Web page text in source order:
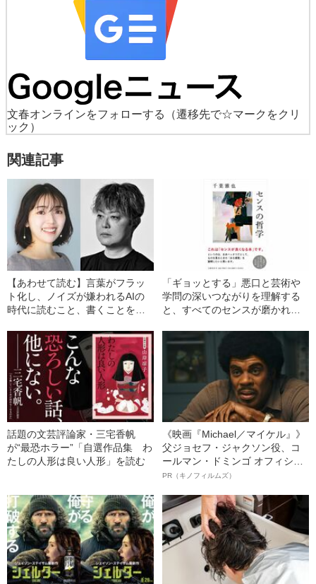
文春オンラインをフォローする
（遷移先で☆マークをクリ
ック）
関連記事
【あわせて読む】言葉がフラッ
ト化し、ノイズが嫌われるAIの
時代に読むこと、書くことをど
「ギョッとする」悪口と芸術や
学問の深いつながりを理解する
と、すべてのセンスが磨かれ
まつわる質問箱〉、いったん最
終回！
話題の文芸評論家・三宅香帆
が“最恐ホラー”「自選作品集 わ
たしの人形は良い人形」を読む
《映画『Michael／マイケル』》
父ジョセフ・ジャクソン役、コ
ールマン・ドミンゴ オフィシャ
ルインタビュー“観客を魅了した
語る”《日本興収70億円突破》
PR（キノフィルムズ）